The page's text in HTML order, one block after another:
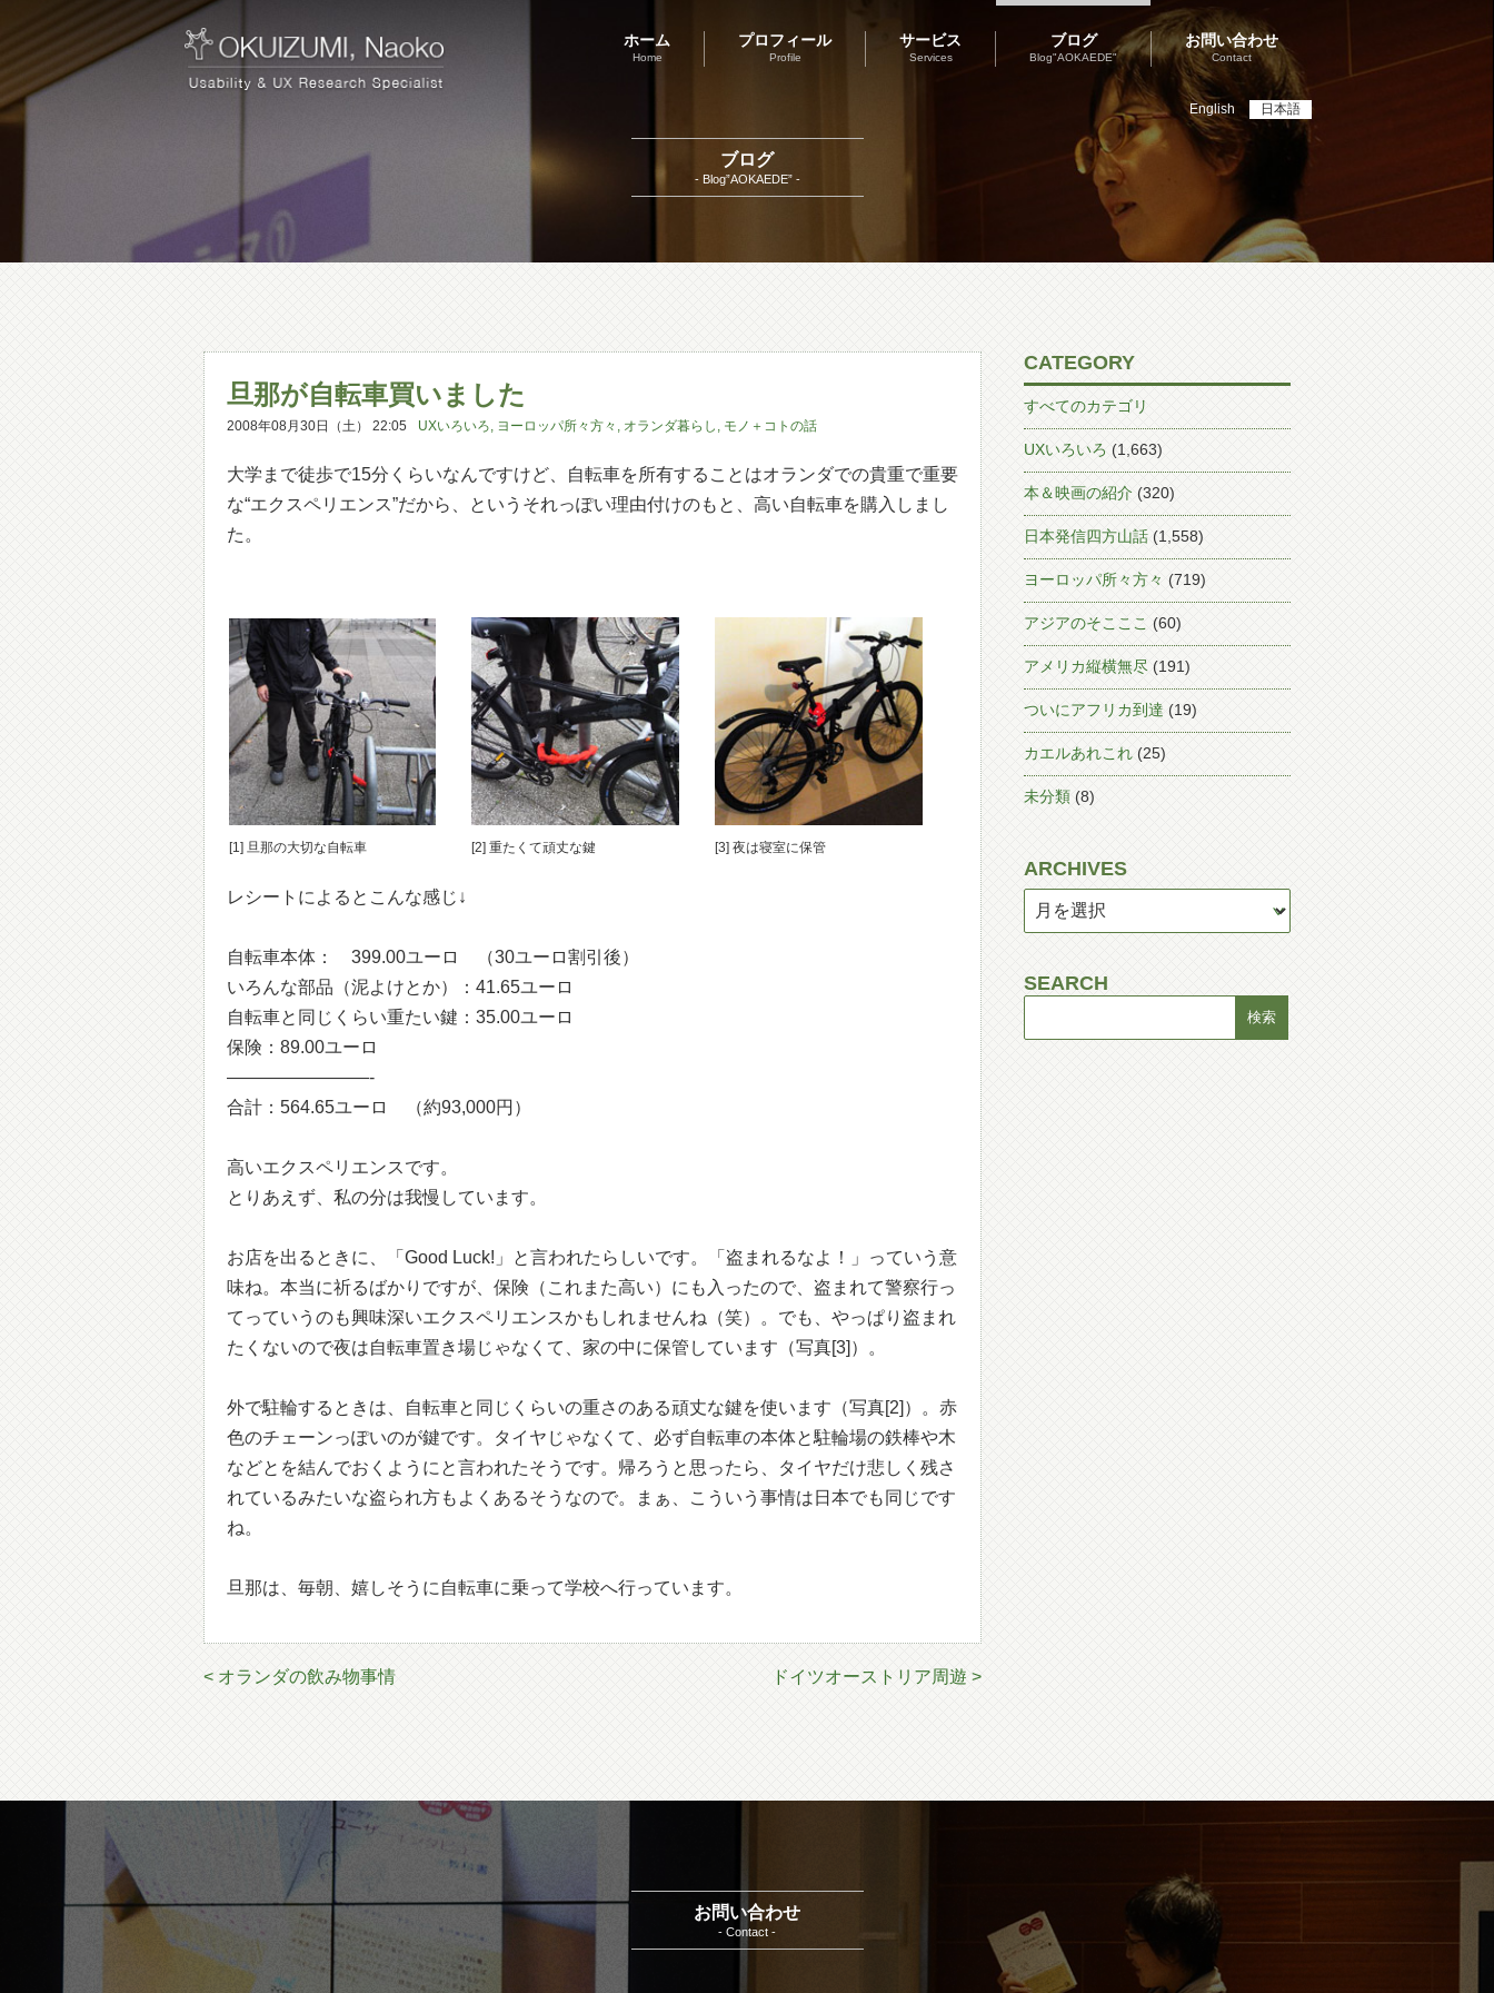
English 日本語
ホーム
Home
プロフィール
Profile
サービス
Services
ブログ
Blog"AOKAEDE"
お問い合わせ
Contact
ブログ
- Blog”AOKAEDE” -
旦那が自転車買いました
2008年08月30日（土） 22:05 UXいろいろ, ヨーロッパ所々方々 , オランダ暮らし , モノ＋コトの話
大学まで徒歩で15分くらいなんですけど、自転車を所有することはオランダでの貴重で重要
な“エクスペリエンス”だから、というそれっぽい理由付けのもと、高い自転車を購入しまし
た。
[1] 旦那の大切な自転車 [2] 重たくて頑丈な鍵 [3] 夜は寝室に保管
レシートによるとこんな感じ↓
自転車本体： 399.00ユーロ （30ユーロ割引後）
いろんな部品（泥よけとか）：41.65ユーロ
自転車と同じくらい重たい鍵：35.00ユーロ
保険：89.00ユーロ
————————-
合計：564.65ユーロ （約93,000円）
高いエクスペリエンスです。
とりあえず、私の分は我慢しています。
お店を出るときに、「Good Luck!」と言われたらしいです。「盗まれるなよ！」っていう意
味ね。本当に祈るばかりですが、保険（これまた高い）にも入ったので、盗まれて警察行っ
てっていうのも興味深いエクスペリエンスかもしれませんね（笑）。でも、やっぱり盗まれ
たくないので夜は自転車置き場じゃなくて、家の中に保管しています（写真[3]）。
外で駐輪するときは、自転車と同じくらいの重さのある頑丈な鍵を使います（写真[2]）。赤
色のチェーンっぽいのが鍵です。タイヤじゃなくて、必ず自転車の本体と駐輪場の鉄棒や木
などとを結んでおくようにと言われたそうです。帰ろうと思ったら、タイヤだけ悲しく残さ
れているみたいな盗られ方もよくあるそうなので。まぁ、こういう事情は日本でも同じです
ね。
旦那は、毎朝、嬉しそうに自転車に乗って学校へ行っています。
< オランダの飲み物事情 ドイツオーストリア周遊 >
CATEGORY
すべてのカテゴリ
UXいろいろ (1,663)
本＆映画の紹介 (320)
日本発信四方山話 (1,558)
ヨーロッパ所々方々 (719)
アジアのそこここ (60)
アメリカ縦横無尽 (191)
ついにアフリカ到達 (19)
カエルあれこれ (25)
未分類 (8)
ARCHIVES
SEARCH
お問い合わせ
- Contact -